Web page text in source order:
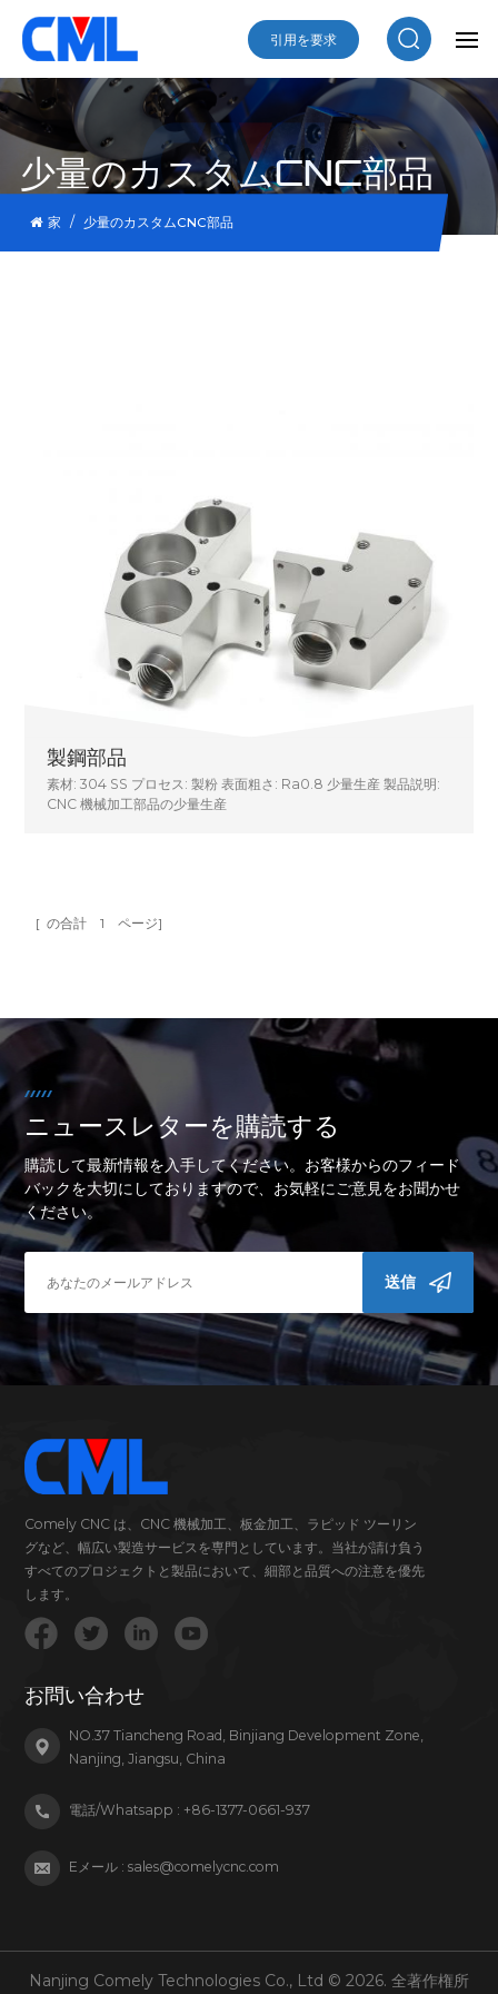
引用を要求
少量のカスタムCNC部品
家 / 少量のカスタムCNC部品
製鋼部品
素材: 304 SS プロセス: 製粉 表面粗さ: Ra0.8 少量生産 製品説明:
CNC 機械加工部品の少量生産
[ の合計 1 ページ]
ニュースレターを購読する
購読して最新情報を入手してください。お客様からのフィード
バックを大切にしておりますので、お気軽にご意見をお聞かせ
ください。
送信
Comely CNC は、CNC 機械加工、板金加工、ラピッド ツーリン
グなど、幅広い製造サービスを専門としています。当社が請け負う
すべてのプロジェクトと製品において、細部と品質への注意を優先
します。
お問い合わせ
NO.37 Tiancheng Road, Binjiang Development Zone,
Nanjing, Jiangsu, China
電話/Whatsapp : +86-1377-0661-937
Eメール :sales@comelycnc.com
Nanjing Comely Technologies Co., Ltd © 2026. 全著作権所